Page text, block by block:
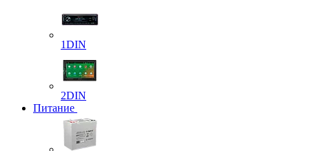
1DIN
2DIN
Питание